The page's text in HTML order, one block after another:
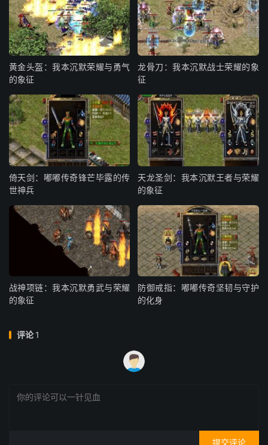
黄金头盔：我本沉默荣耀与勇气
的象征
龙骨刀：我本沉默战士荣耀的象
征
倚天剑：嘟嘟传奇锋芒毕露的传
世神兵
天龙圣剑：我本沉默王者与荣耀
的象征
战神项链：我本沉默勇武与荣耀
的象征
防御戒指：嘟嘟传奇坚韧与守护
的化身
评论1
提交评论